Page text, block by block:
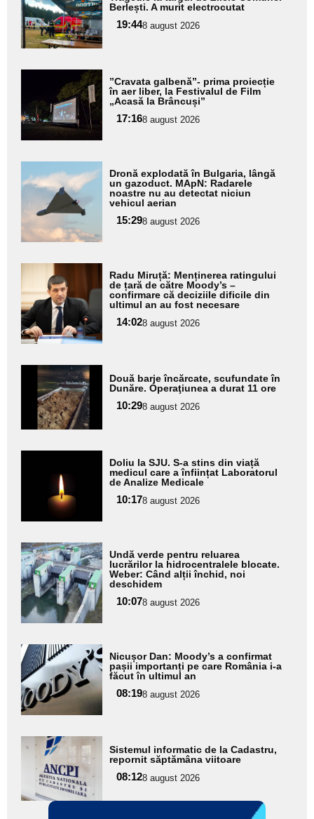
aici textul
pentru
subtitlu
Berlești. A murit electrocutat
19:448 august 2026
Adaugă
aici textul
pentru
subtitlu
”Cravata galbenă”- prima proiecție
în aer liber, la Festivalul de Film
„Acasă la Brâncuși”
17:168 august 2026
Adaugă
aici textul
pentru
subtitlu
Dronă explodată în Bulgaria, lângă
un gazoduct. MApN: Radarele
noastre nu au detectat niciun
vehicul aerian
15:298 august 2026
Adaugă
aici textul
pentru
subtitlu
Radu Miruță: Menținerea ratingului
de țară de către Moody’s –
confirmare că deciziile dificile din
ultimul an au fost necesare
14:028 august 2026
Adaugă
aici textul
pentru
subtitlu
Două barje încărcate, scufundate în
Dunăre. Operaţiunea a durat 11 ore
10:298 august 2026
aici textul
pentru
subtitlu
Doliu la SJU. S-a stins din viață
medicul care a înființat Laboratorul
de Analize Medicale
10:178 august 2026
Adaugă
aici textul
pentru
subtitlu
Undă verde pentru reluarea
lucrărilor la hidrocentralele blocate.
Weber: Când alții închid, noi
deschidem
10:078 august 2026
Adaugă
aici textul
pentru
subtitlu
Nicușor Dan: Moody’s a confirmat
pașii importanți pe care România i-a
făcut în ultimul an
08:198 august 2026
Adaugă
aici textul
pentru
subtitlu
Sistemul informatic de la Cadastru,
repornit săptămâna viitoare
08:128 august 2026